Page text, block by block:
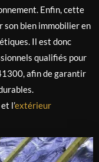
Enfin, cette
son bien immobilier en
Il est donc
qualifiés pour
afin de garantir
l’extérieur